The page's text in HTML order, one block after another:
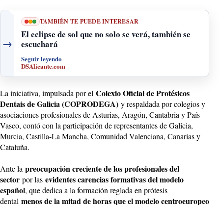
→
TAMBIÉN TE PUEDE INTERESAR
El eclipse de sol que no solo se verá, también se
escuchará
Seguir leyendo
DSAlicante.com
La iniciativa, impulsada por el Colexio Oficial de Protésicos
Dentais de Galicia (COPRODEGA) y respaldada por colegios y
asociaciones profesionales de Asturias, Aragón, Cantabria y País
Vasco, contó con la participación de representantes de Galicia,
Murcia, Castilla-La Mancha, Comunidad Valenciana, Canarias y
Cataluña.
Ante la preocupación creciente de los profesionales del
sector por las evidentes carencias formativas del modelo
español, que dedica a la formación reglada en prótesis
dental menos de la mitad de horas que el modelo centroeuropeo